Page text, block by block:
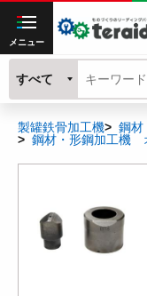
メニュー
すべて
製罐鉄骨加工機
鋼材
鋼材・形鋼加工機